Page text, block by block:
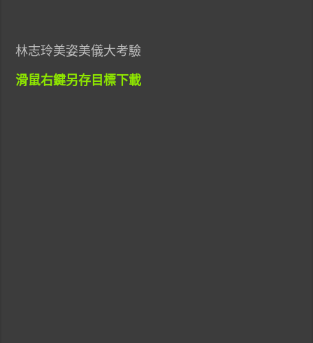
林志玲美姿美儀大考驗
滑鼠右鍵另存目標下載